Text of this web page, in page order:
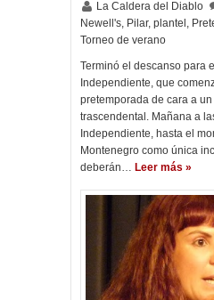
La Caldera del Diablo
Newell's, Pilar, plantel ,
Torneo de verano
Terminó el descanso para
Independiente, que
pretemporada de cara a un
trascendental. Mañana a
Independiente, hasta el
Montenegro como única
deberán… Leer más »